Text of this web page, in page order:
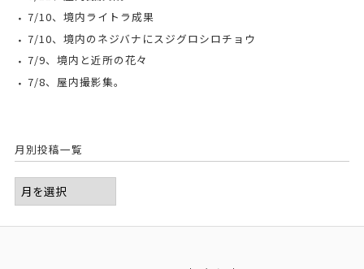
7/10、境内ライトラ成果
7/10、境内のネジバナにスジグロシロチョウ
7/9、境内と近所の花々
7/8、屋内撮影集。
月別投稿一覧